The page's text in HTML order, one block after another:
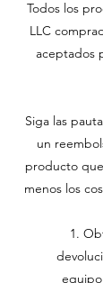
Todos los
LLC
aceptados
Siga las
un
producto
menos los
1.